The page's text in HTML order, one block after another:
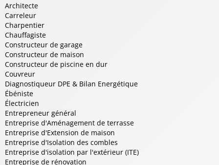
Architecte
Carreleur
Charpentier
Chauffagiste
Constructeur de garage
Constructeur de maison
Constructeur de piscine en dur
Couvreur
Diagnostiqueur DPE & Bilan Energétique
Ébéniste
Électricien
Entrepreneur général
Entreprise d'Aménagement de terrasse
Entreprise d'Extension de maison
Entreprise d'Isolation des combles
Entreprise d'isolation par l'extérieur (ITE)
Entreprise de rénovation